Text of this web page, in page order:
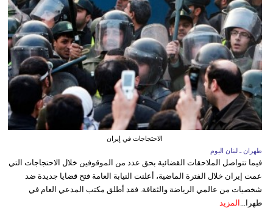
الاحتجاجات في إيران
طهران ـ لبنان اليوم
فيما تتواصل الملاحقات القضائية بحق عدد من الموقوفين خلال الاحتجاجات التي
عمت إيران خلال الفترة الماضية، أعلنت النيابة العامة فتح قضايا جديدة ضد
شخصيات من عالمي الرياضة والثقافة. فقد أطلق مكتب المدعي العام في
طهرا... المزيد